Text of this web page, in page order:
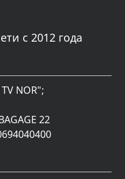
с 2012 года
NOR";
22